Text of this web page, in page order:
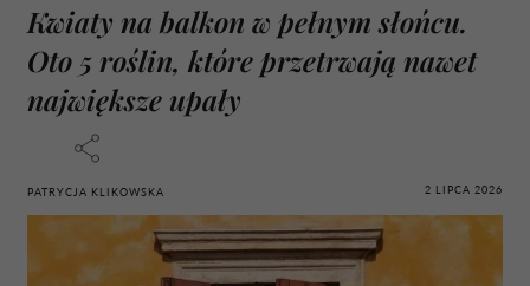
Kwiaty na balkon w pełnym słońcu.
Oto 5 roślin, które przetrwają nawet
największe upały
PATRYCJA KLIKOWSKA 2 LIPCA 2026